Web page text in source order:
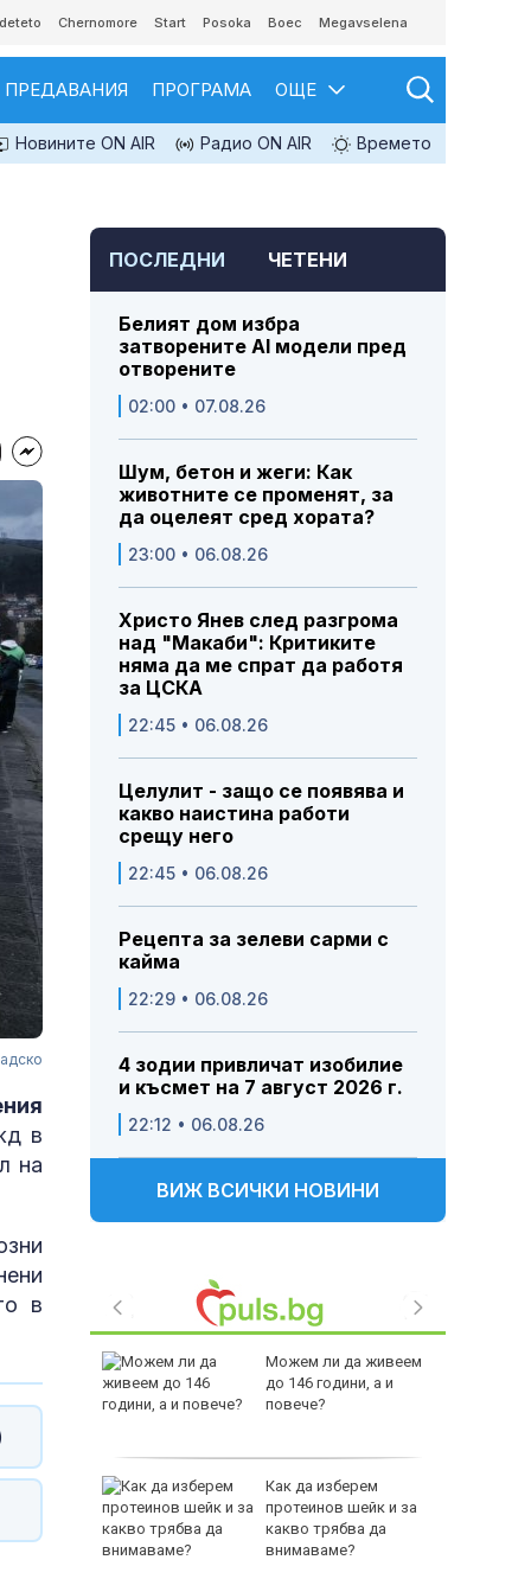
Chernomore Start Posoka Boec Megavselena
ПРЕДАВАНИЯ ПРОГРАМА ОЩЕ
Новините ON AIR Радио ON AIR Времето
в
на
в
ПОСЛЕДНИ ЧЕТЕНИ
Белият дом избра
затворените AI модели пред
отворените
02:00 • 07.08.26
Шум, бетон и жеги: Как
животните се променят, за
да оцелеят сред хората?
23:00 • 06.08.26
Христо Янев след разгрома
над "Макаби": Критиките
няма да ме спрат да работя
за ЦСКА
22:45 • 06.08.26
Целулит - защо се появява и
какво наистина работи
срещу него
22:45 • 06.08.26
Рецепта за зелеви сарми с
кайма
22:29 • 06.08.26
4 зодии привличат изобилие
и късмет на 7 август 2026 г.
22:12 • 06.08.26
ВИЖ ВСИЧКИ НОВИНИ
10 за
Можем ли да живеем
до 146 години, а и
повече?
Как да изберем
протеинов шейк и за
какво трябва да
внимаваме?